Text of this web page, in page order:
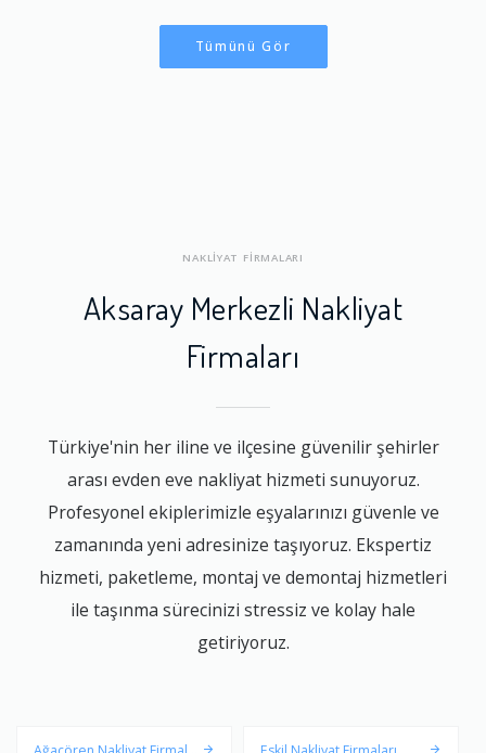
Tümünü Gör
NAKLİYAT FİRMALARI
Aksaray Merkezli Nakliyat
Firmaları
Türkiye'nin her iline ve ilçesine güvenilir şehirler
arası evden eve nakliyat hizmeti sunuyoruz.
Profesyonel ekiplerimizle eşyalarınızı güvenle ve
zamanında yeni adresinize taşıyoruz. Ekspertiz
hizmeti, paketleme, montaj ve demontaj hizmetleri
ile taşınma sürecinizi stressiz ve kolay hale
getiriyoruz.